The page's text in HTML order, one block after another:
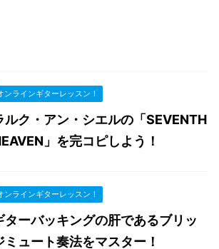
ンラインギターレッスン！
ルク・アン・シエルの「SEVENTH
」を完コピしよう！
ンラインギターレッスン！
ターバッキングの肝であるブリッ
ミュート奏法をマスター！